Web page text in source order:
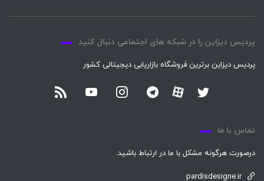
پردیس دیزاین را در شبکه های اجتماعی دنبال کنید
پردیس دیزاین برترین فروشگاه بازاریابی دیجیتالی کشور
تماس با ما
درصورت هرگونه مشکل با ما در ارتباط باشید.
pardisdesigne.ir